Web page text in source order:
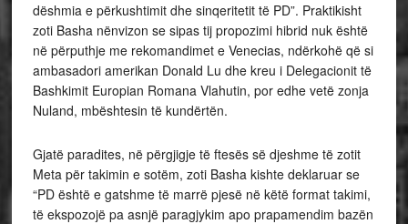
dëshmia e përkushtimit dhe sinqeritetit të PD”. Praktikisht
zoti Basha nënvizon se sipas tij propozimi hibrid nuk është
në përputhje me rekomandimet e Venecias, ndërkohë që si
ambasadori amerikan Donald Lu dhe kreu i Delegacionit të
Bashkimit Europian Romana Vlahutin, por edhe vetë zonja
Nuland, mbështesin të kundërtën.
Gjatë paradites, në përgjigje të ftesës së djeshme të zotit
Meta për takimin e sotëm, zoti Basha kishte deklaruar se
“PD është e gatshme të marrë pjesë në këtë format takimi,
të ekspozojë pa asnjë paragjykim apo prapamendim bazën